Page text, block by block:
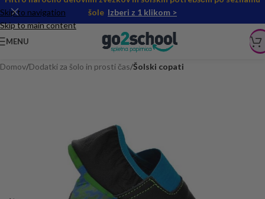
Skip to navigation
Skip to main content
šole Izberi z 1 klikom >
MENU
Domov Dodatki za šolo in prosti čas Šolski copati